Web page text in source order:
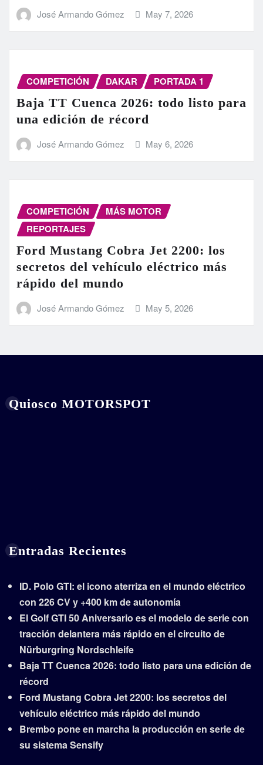
José Armando Gómez May 7, 2026
COMPETICIÓN DAKAR PORTADA 1
Baja TT Cuenca 2026: todo listo para
una edición de récord
José Armando Gómez May 6, 2026
COMPETICIÓN
MÁS MOTOR
REPORTAJES
Ford Mustang Cobra Jet 2200: los
secretos del vehículo eléctrico más
rápido del mundo
José Armando Gómez May 5, 2026
Quiosco MOTORSPOT
Entradas Recientes
ID. Polo GTI: el icono aterriza en el mundo eléctrico
con 226 CV y +400 km de autonomía
El Golf GTI 50 Aniversario es el modelo de serie con
tracción delantera más rápido en el circuito de
Nürburgring Nordschleife
Baja TT Cuenca 2026: todo listo para una edición de
récord
Ford Mustang Cobra Jet 2200: los secretos del
vehículo eléctrico más rápido del mundo
Brembo pone en marcha la producción en serie de
su sistema Sensify